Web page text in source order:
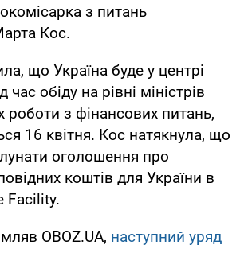
з питань
Кос.
що Україна буде у центрі
час обіду на рівні міністрів
роботи з фінансових питань,
16 квітня. Кос натякнула, що
оголошення про
коштів для України в
Facility.
OBOZ.UA, наступний уряд